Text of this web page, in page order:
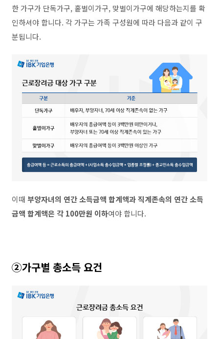
한 가구가 단독가구, 홑벌이가구, 맞벌이가구에 해당하는지를 확
인하셔야 합니다. 각 가구는 가족 구성원에 따라 다음과 같이 구
분됩니다.
이때 부양자녀의 연간 소득금액 합계액과 직계존속의 연간 소득
금액 합계액은 각 100만원 이하여야 합니다.
②가구별 총소득 요건